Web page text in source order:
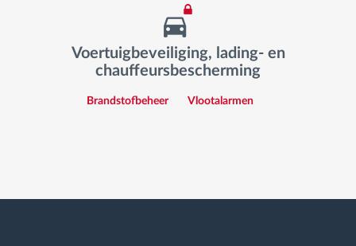
Voertuigbeveiliging, lading- en
chauffeursbescherming
Brandstofbeheer Vlootalarmen